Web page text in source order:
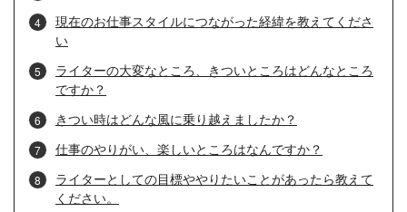
現在のお仕事スタイルにつながった経緯を教えてくださ
い
ライターの大変なところ、きついところはどんなところ
ですか？
きつい時はどんな風に乗り越えましたか？
仕事のやりがい、楽しいところはなんですか？
ライターとしての目標ややりたいことがあったら教えて
ください。